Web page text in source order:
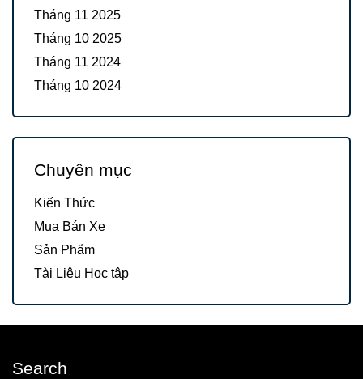
Tháng 11 2025
Tháng 10 2025
Tháng 11 2024
Tháng 10 2024
Chuyên mục
Kiến Thức
Mua Bán Xe
Sản Phẩm
Tài Liệu Học tập
Search